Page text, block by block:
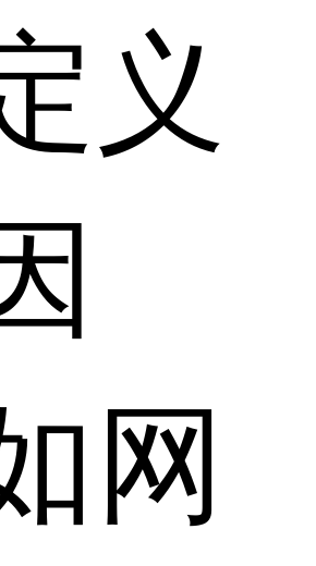
义
网